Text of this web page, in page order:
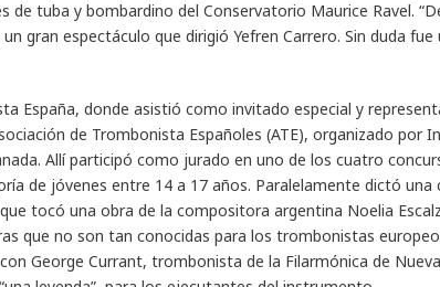
de tuba y bombardino del Conservatorio Maurice Ravel.
gran espectáculo que dirigió Yefren Carrero. Sin duda
España, donde asistió como invitado especial y
de Trombonista Españoles (ATE), organizado por
Allí participó como jurado en uno de los cuatro
de jóvenes entre 14 a 17 años. Paralelamente dictó
tocó una obra de la compositora argentina Noelia
que no son tan conocidas para los trombonistas
George Currant, trombonista de la Filarmónica de